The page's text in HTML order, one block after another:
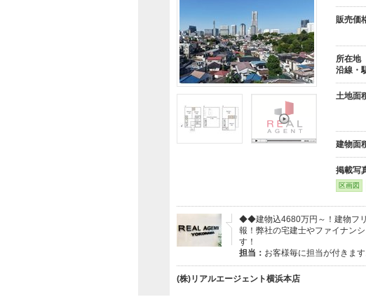
販売価
所在地
沿線・
土地面
建物面
掲載写
区画図
◆◆建物込4680万円～！建物フ
報！弊社の宅建士やファイナン
す！
担当： お客様毎に担当が付きます
(株)リアルエージェント横浜本店